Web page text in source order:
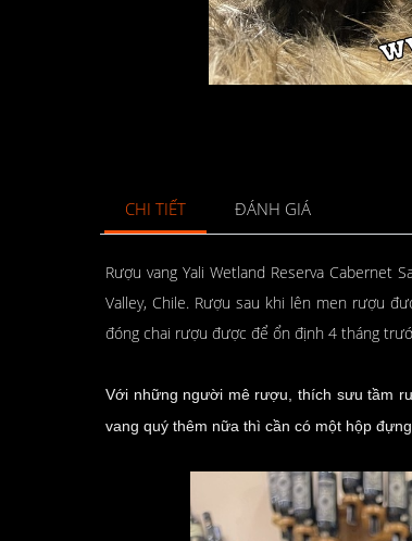
CHI TIẾT ĐÁNH GIÁ
Rượu vang Yali Wetland Reserva Cabernet
Valley, Chile. Rượu sau khi lên men rượu
đóng chai rượu được để ổn định 4 tháng
Với những người mê rượu, thích sưu tầm
vang quý thêm nữa thì cần có một hộp